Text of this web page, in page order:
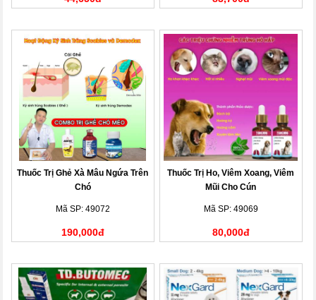
Thuốc Trị Ghẻ Xà Mâu Ngứa Trên
Chó
Mã SP: 49072
190,000đ
Thuốc Trị Ho, Viêm Xoang, Viêm
Mũi Cho Cún
Mã SP: 49069
80,000đ